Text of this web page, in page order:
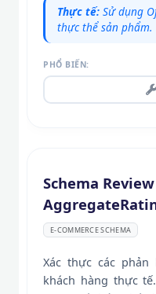
Thực tế: Sử dụng
thực thể sản phẩm.
PHỔ BIẾN:
Schema
E-COMMERCE SCHEMA
Xác thực các
khách hàng thực